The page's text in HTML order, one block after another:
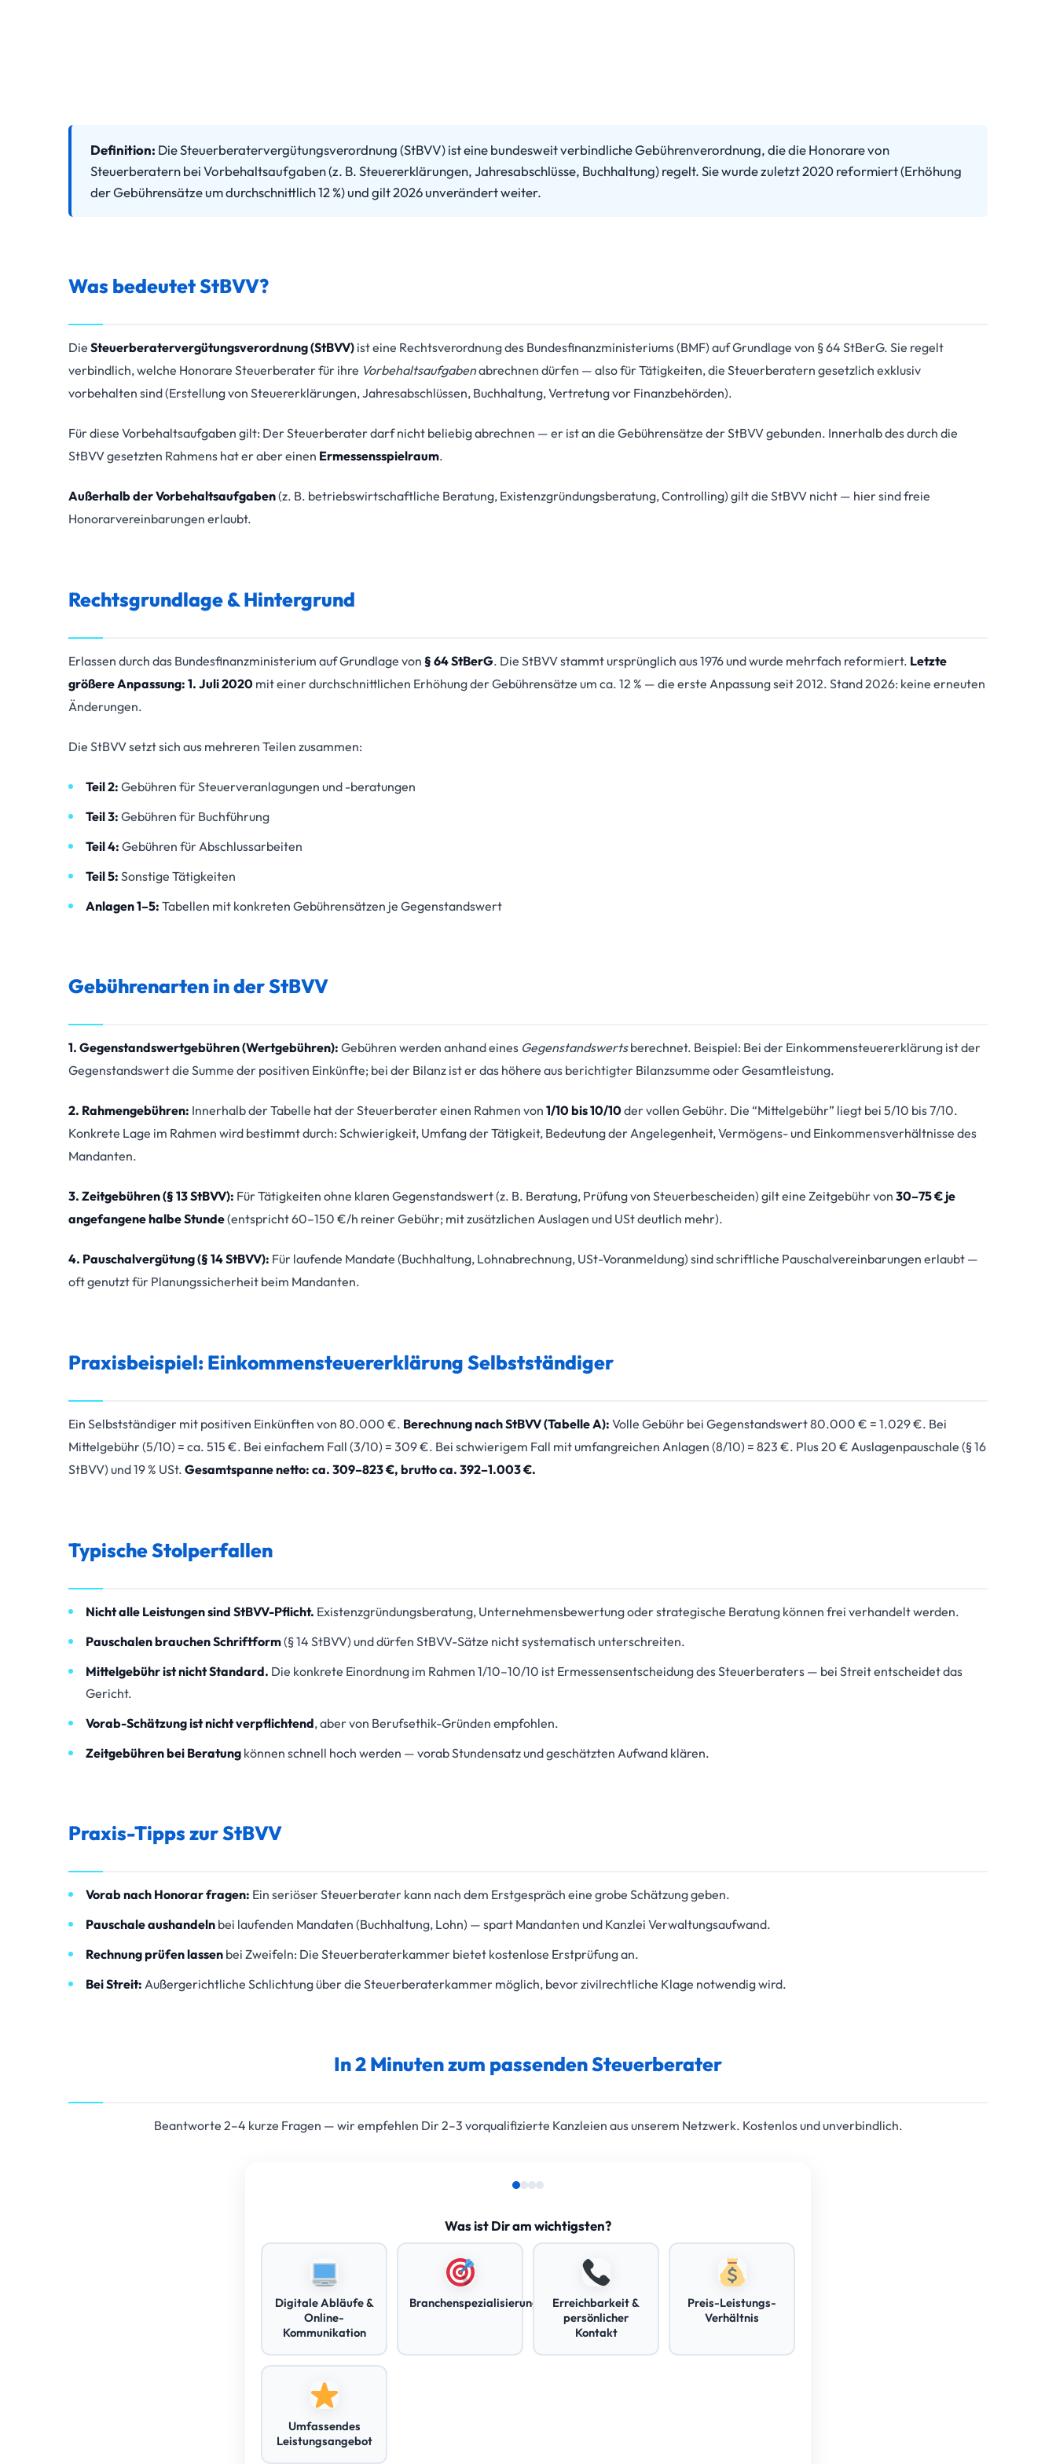
Definition: Die Steuerberatervergütungsverordnung (StBVV) ist eine bundesweit verbindliche Gebührenverordnung, die die Honorare von
Steuerberatern bei Vorbehaltsaufgaben (z. B. Steuererklärungen, Jahresabschlüsse, Buchhaltung) regelt. Sie wurde zuletzt 2020 reformiert (Erhöhung
der Gebührensätze um durchschnittlich 12 %) und gilt 2026 unverändert weiter.
Was bedeutet StBVV?
Die Steuerberatervergütungsverordnung (StBVV) ist eine Rechtsverordnung des Bundesfinanzministeriums (BMF) auf Grundlage von § 64 StBerG. Sie regelt
verbindlich, welche Honorare Steuerberater für ihre Vorbehaltsaufgabenabrechnen dürfen — also für Tätigkeiten, die Steuerberatern gesetzlich exklusiv
vorbehalten sind (Erstellung von Steuererklärungen, Jahresabschlüssen, Buchhaltung, Vertretung vor Finanzbehörden).
Für diese Vorbehaltsaufgaben gilt: Der Steuerberater darf nicht beliebig abrechnen — er ist an die Gebührensätze der StBVV gebunden. Innerhalb des durch die
StBVV gesetzten Rahmens hat er aber einen Ermessensspielraum.
Außerhalb der Vorbehaltsaufgaben(z. B. betriebswirtschaftliche Beratung, Existenzgründungsberatung, Controlling) gilt die StBVV nicht — hier sind freie
Honorarvereinbarungen erlaubt.
Rechtsgrundlage & Hintergrund
Erlassen durch das Bundesfinanzministerium auf Grundlage von § 64 StBerG. Die StBVV stammt ursprünglich aus 1976 und wurde mehrfach reformiert. Letzte
größere Anpassung: 1. Juli 2020 mit einer durchschnittlichen Erhöhung der Gebührensätze um ca. 12 % — die erste Anpassung seit 2012. Stand 2026: keine erneuten
Änderungen.
Die StBVV setzt sich aus mehreren Teilen zusammen:
Teil 2: Gebühren für Steuerveranlagungen und -beratungen
Teil 3: Gebühren für Buchführung
Teil 4: Gebühren für Abschlussarbeiten
Teil 5: Sonstige Tätigkeiten
Anlagen 1–5: Tabellen mit konkreten Gebührensätzen je Gegenstandswert
Gebührenarten in der StBVV
1. Gegenstandswertgebühren (Wertgebühren): Gebühren werden anhand eines Gegenstandswertsberechnet. Beispiel: Bei der Einkommensteuererklärung ist der
Gegenstandswert die Summe der positiven Einkünfte; bei der Bilanz ist er das höhere aus berichtigter Bilanzsumme oder Gesamtleistung.
2. Rahmengebühren: Innerhalb der Tabelle hat der Steuerberater einen Rahmen von 1/10 bis 10/10der vollen Gebühr. Die “Mittelgebühr” liegt bei 5/10 bis 7/10.
Konkrete Lage im Rahmen wird bestimmt durch: Schwierigkeit, Umfang der Tätigkeit, Bedeutung der Angelegenheit, Vermögens- und Einkommensverhältnisse des
Mandanten.
3. Zeitgebühren (§ 13 StBVV): Für Tätigkeiten ohne klaren Gegenstandswert (z. B. Beratung, Prüfung von Steuerbescheiden) gilt eine Zeitgebühr von 30–75 € je
angefangene halbe Stunde(entspricht 60–150 €/h reiner Gebühr; mit zusätzlichen Auslagen und USt deutlich mehr).
4. Pauschalvergütung (§ 14 StBVV): Für laufende Mandate (Buchhaltung, Lohnabrechnung, USt-Voranmeldung) sind schriftliche Pauschalvereinbarungen erlaubt —
oft genutzt für Planungssicherheit beim Mandanten.
Praxisbeispiel: Einkommensteuererklärung Selbstständiger
Ein Selbstständiger mit positiven Einkünften von 80.000 €. Berechnung nach StBVV (Tabelle A): Volle Gebühr bei Gegenstandswert 80.000 € = 1.029 €. Bei
Mittelgebühr (5/10) = ca. 515 €. Bei einfachem Fall (3/10) = 309 €. Bei schwierigem Fall mit umfangreichen Anlagen (8/10) = 823 €. Plus 20 € Auslagenpauschale (§ 16
StBVV) und 19 % USt. Gesamtspanne netto: ca. 309–823 €, brutto ca. 392–1.003 €.
Typische Stolperfallen
Nicht alle Leistungen sind StBVV-Pflicht. Existenzgründungsberatung, Unternehmensbewertung oder strategische Beratung können frei verhandelt werden.
Pauschalen brauchen Schriftform(§ 14 StBVV) und dürfen StBVV-Sätze nicht systematisch unterschreiten.
Mittelgebühr ist nicht Standard. Die konkrete Einordnung im Rahmen 1/10–10/10 ist Ermessensentscheidung des Steuerberaters — bei Streit entscheidet das
Gericht.
Vorab-Schätzung ist nicht verpflichtend, aber von Berufsethik-Gründen empfohlen.
Zeitgebühren bei Beratung können schnell hoch werden — vorab Stundensatz und geschätzten Aufwand klären.
Praxis-Tipps zur StBVV
Vorab nach Honorar fragen: Ein seriöser Steuerberater kann nach dem Erstgespräch eine grobe Schätzung geben.
Pauschale aushandeln bei laufenden Mandaten (Buchhaltung, Lohn) — spart Mandanten und Kanzlei Verwaltungsaufwand.
Rechnung prüfen lassen bei Zweifeln: Die Steuerberaterkammer bietet kostenlose Erstprüfung an.
Bei Streit: Außergerichtliche Schlichtung über die Steuerberaterkammer möglich, bevor zivilrechtliche Klage notwendig wird.
In 2 Minuten zum passenden Steuerberater
Beantworte 2–4 kurze Fragen — wir empfehlen Dir 2–3 vorqualifizierte Kanzleien aus unserem Netzwerk. Kostenlos und unverbindlich.
Was ist Dir am wichtigsten?
Digitale Abläufe &
Online-
Kommunikation
Branchenspezialisierung
Erreichbarkeit &
persönlicher
Kontakt
Preis-Leistungs-
Verhältnis
Umfassendes
Leistungsangebot